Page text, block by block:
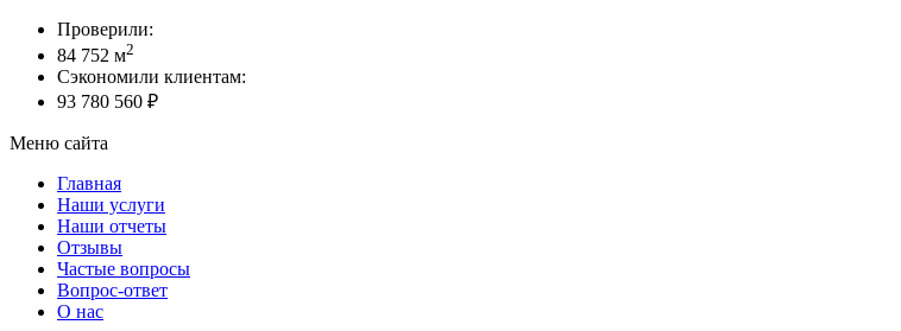
Проверили:
84 752 м2
Сэкономили клиентам:
93 780 560 ₽
Меню сайта
Главная
Наши услуги
Наши отчеты
Отзывы
Частые вопросы
Вопрос-ответ
О нас